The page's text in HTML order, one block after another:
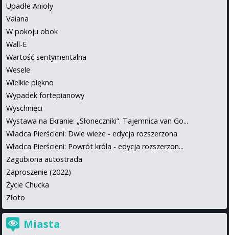
Upadłe Anioły
Vaiana
W pokoju obok
Wall-E
Wartość sentymentalna
Wesele
Wielkie piękno
Wypadek fortepianowy
Wyschnięci
Wystawa na Ekranie: „Słoneczniki”. Tajemnica van Go...
Władca Pierścieni: Dwie wieże - edycja rozszerzona
Władca Pierścieni: Powrót króla - edycja rozszerzon...
Zagubiona autostrada
Zaproszenie (2022)
Życie Chucka
Złoto
Miasta